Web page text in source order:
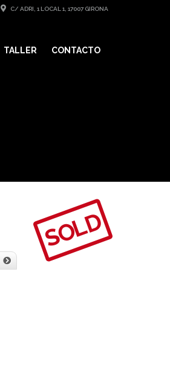
C/ ADRI, 1 LOCAL 1, 17007 GIRONA
TALLER CONTACTO
SOLD